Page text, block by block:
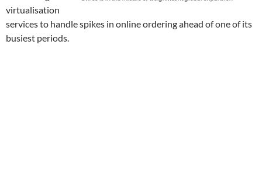
virtualisation
services to handle spikes in online ordering ahead of one of its
busiest periods.